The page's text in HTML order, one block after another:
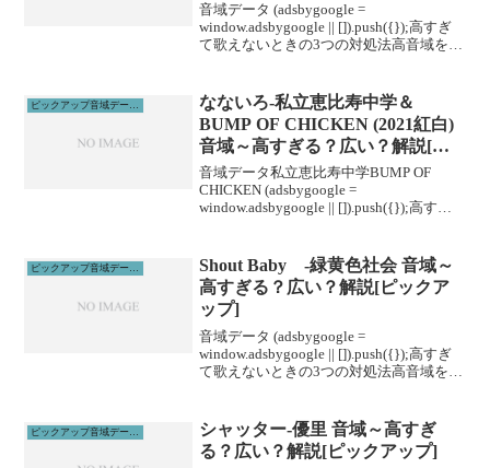
音域データ (adsbygoogle =
window.adsbygoogle || []).push({});高すぎ
て歌えないときの3つの対処法高音域を広
ルに通うこと...
ピックアップ音域データ解説
なないろ-私立恵比寿中学＆
BUMP OF CHICKEN (2021紅白)
音域～高すぎる？広い？解説[ピ
ックアップ]
音域データ私立恵比寿中学BUMP OF
CHICKEN (adsbygoogle =
window.adsbygoogle || []).push({});高すぎ
ーニ...
ピックアップ音域データ解説
Shout Baby -緑黄色社会 音域～
高すぎる？広い？解説[ピックア
ップ]
音域データ (adsbygoogle =
window.adsbygoogle || []).push({});高すぎ
て歌えないときの3つの対処法高音域を広
ルに通うこと...
シャッター-優里 音域～高すぎ
る？広い？解説[ピックアップ]